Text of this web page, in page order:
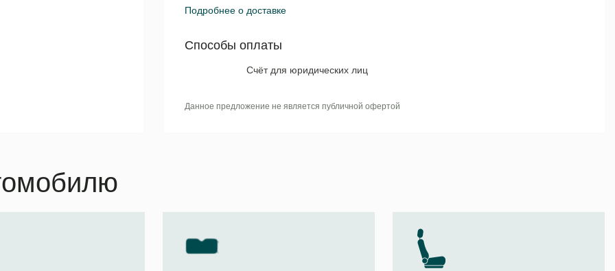
Подробнее о доставке
Способы оплаты
Счёт для юридических лиц
Данное предложение не является публичной офертой